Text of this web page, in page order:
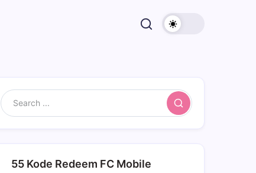
Search
55 Kode Redeem FC Mobile